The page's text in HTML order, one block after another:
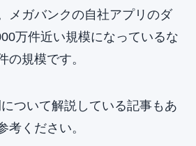
メガバンクの自社アプリのダ
万件近い規模になっているな
の規模です。
ついて解説している記事もあ
考ください。